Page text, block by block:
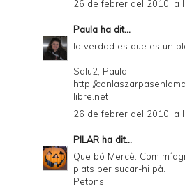
26 de febrer del 2010, a
Paula ha dit...
la verdad es que es un
Salu2, Paula
http://
libre.net
26 de febrer del 2010, a
PILAR ha dit...
Que bó Mercè. Com
plats per sucar-hi pà.
Petons!